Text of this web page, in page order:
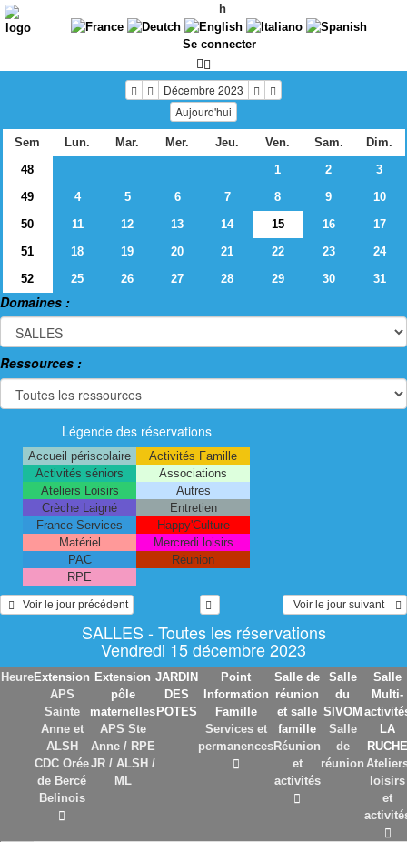
h
Se connecter
Décembre 2023
Aujourd'hui
Sem Lun. Mar. Mer. Jeu. Ven. Sam.
Dim.
48
1 2
3
49
4 5 6 7 8 9
10
50
11 12 13 14 15 16
17
51
18 19 20 21 22 23
24
52
25 26 27 28 29 30 31
Domaines :
Ressources :
Légende des réservations
Accueil périscolaire
Activités Famille
Activités séniors
Associations
Ateliers Loisirs
Autres
Crèche Laigné
Entretien
France Services
Happy'Culture
Matériel
Mercredi loisirs
PAC
Réunion
RPE
   Voir le jour précédent
  Voir le jour suivant
SALLES - Toutes les réservations
Vendredi 15 décembre 2023
HeureExtension
APS
Sainte
Anne et
ALSH
CDC Orée
de Bercé
Belinois
Extension
pôle
maternelles
APS Ste
Anne / RPE
JR / ALSH /
ML
JARDIN
DES
POTES
Point
Information
Famille
Services et
permanences
Salle de
réunion
et salle
famille
Réunion
et
activités
Salle
du
SIVOM
Salle
de
réunion
Salle
Multi-
LA
RUCHE
loisirs
et